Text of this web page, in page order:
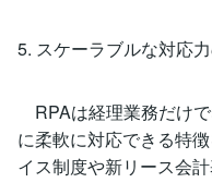
5. スケーラブルな対応
RPAは経理業務だけ
に柔軟に対応できる特
イス制度や新リース会